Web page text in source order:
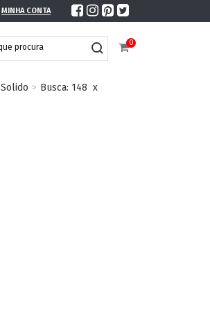
MINHA CONTA
0
Solido Busca: 148 x